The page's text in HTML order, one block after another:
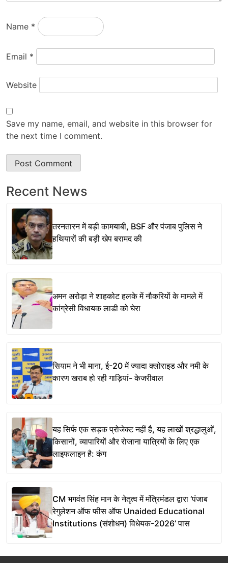
Name *
Email *
Website
Save my name, email, and website in this browser for
the next time I comment.
Recent News
तरनतारन में बड़ी कामयाबी, BSF और पंजाब पुलिस ने
हथियारों की बड़ी खेप बरामद की
अमन अरोड़ा ने शाहकोट हलके में नौकरियों के मामले में
कांग्रेसी विधायक लाडी को घेरा
सियाम ने भी माना, ई-20 में ज्यादा क्लोराइड और नमी के
कारण खराब हो रही गाड़ियां- केजरीवाल
यह सिर्फ एक सड़क प्रोजेक्ट नहीं है, यह लाखों श्रद्धालुओं,
किसानों, व्यापारियों और रोजाना यात्रियों के लिए एक
लाइफलाइन है: कंग
CM भगवंत सिंह मान के नेतृत्व में मंत्रिमंडल द्वारा ‘पंजाब
रेगुलेशन ऑफ फीस ऑफ Unaided Educational
Institutions (संशोधन) विधेयक-2026’ पास